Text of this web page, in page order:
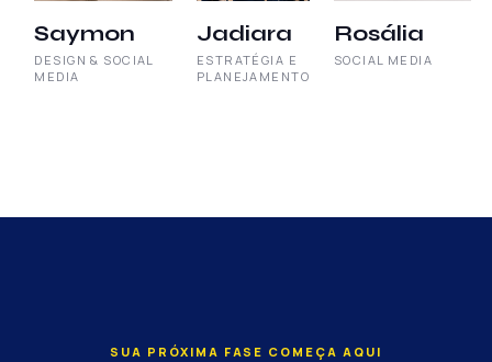
Saymon
DESIGN & SOCIAL
MEDIA
Jadiara
ESTRATÉGIA E
PLANEJAMENTO
Rosália
SOCIAL MEDIA
SUA PRÓXIMA FASE COMEÇA AQUI